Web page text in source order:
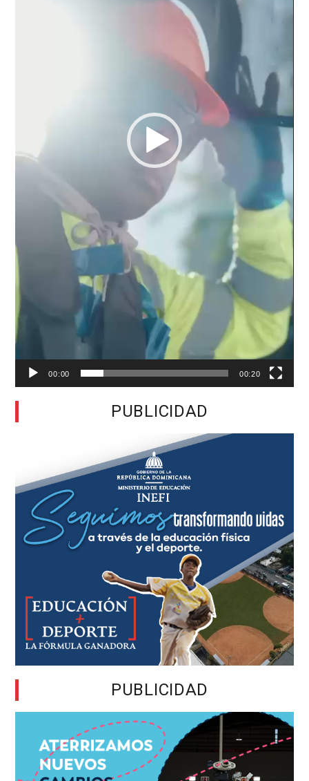
00:00 00:20
PUBLICIDAD
PUBLICIDAD